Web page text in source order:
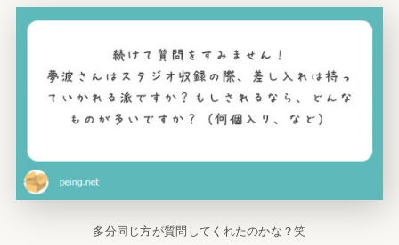
多分同じ方が質問してくれたのかな？笑